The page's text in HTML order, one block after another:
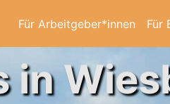
Für Arbeitgeber*innen Für
in